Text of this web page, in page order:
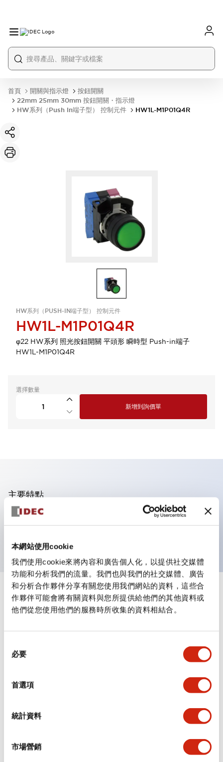
本網站使用cookie
我們使用cookie來將內容和廣告個人化，以提供社交媒體
功能和分析我們的流量。我們也與我們的社交媒體、廣告
和分析合作夥伴分享有關您使用我們網站的資料，這些合
作夥伴可能會將有關資料與您所提供給他們的其他資料或
他們從您使用他們的服務時所收集的資料相結合。
必要
首選項
統計資料
市場營銷
首頁 開關與指示燈
按鈕開關
22mm 25mm 30mm 按鈕開關・指示燈
HW系列（Push In端子型） 控制元件
HW1L-M1P01Q4R
HW系列（PUSH-IN端子型） 控制元件
HW1L-M1P01Q4R
φ22 HW系列 照光按鈕開關 平頭形 瞬時型 Push-in端子
HW1L-M1P01Q4R
選擇數量
新增到詢價單
主要特點
帶燈子組件，平面式，瞬時接點，螺絲端子，塑膠面
規格 顯示全部
安裝和安裝規範